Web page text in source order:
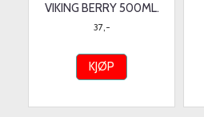
VIKING BERRY 500ML.
37,-
KJØP